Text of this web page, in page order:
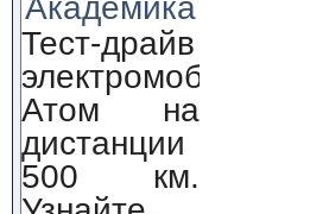
Тест-драйв
электромобиля
Атом на
дистанции
500 км.